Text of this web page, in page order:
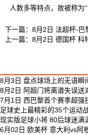
人数多等特点，故被称为
下一篇： 8月2日 法超杯-巴
上一篇： 8月2日 德国杯 科
8月3日 盘点球场上的无语瞬
8月2日 阿超门将离谱失误送
7月1日 西巴黎首个赛季超强
足球史上最精彩的35个运动
现实版足球小将 80后球迷满
6月02日 欧美杯 意大利vs阿